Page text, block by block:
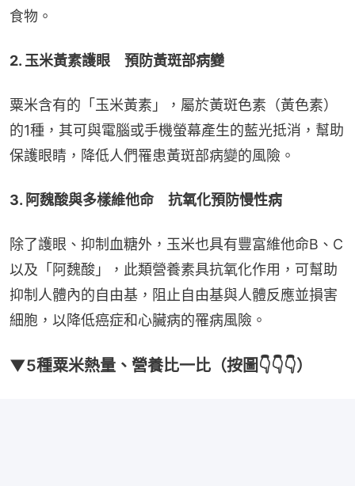
食物。
2. 玉米黃素護眼　預防黃斑部病變
粟米含有的「玉米黃素」，屬於黃斑色素（黃色素）
的1種，其可與電腦或手機螢幕產生的藍光抵消，幫助
保護眼睛，降低人們罹患黃斑部病變的風險。
3. 阿魏酸與多樣維他命　抗氧化預防慢性病
除了護眼、抑制血糖外，玉米也具有豐富維他命B、C
以及「阿魏酸」，此類營養素具抗氧化作用，可幫助
抑制人體內的自由基，阻止自由基與人體反應並損害
細胞，以降低癌症和心臟病的罹病風險。
▼5種粟米熱量、營養比一比（按圖👇👇👇）